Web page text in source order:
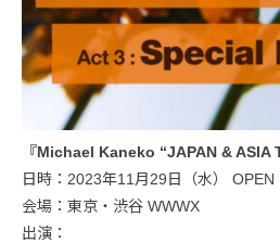
『Michael Kaneko “JAPAN & ASIA
日時：2023年11月29日（水）
会場：東京・渋谷 WWWX
出演：